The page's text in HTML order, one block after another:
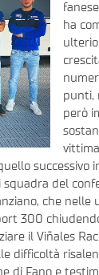
ha
punti,
però
del
che
300
il Viñales
difficoltà
di Fano e